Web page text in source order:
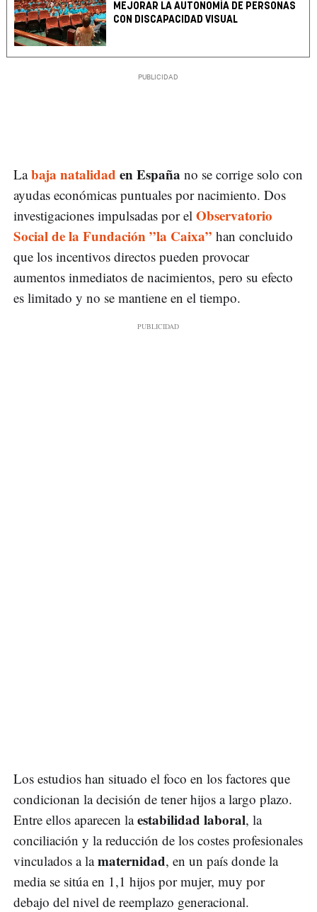
MEJORAR LA AUTONOMÍA DE PERSONAS
CON DISCAPACIDAD VISUAL
Labaja natalidad en España no se corrige solo con
ayudas económicas puntuales por nacimiento. Dos
investigaciones impulsadas por el Observatorio
Social de la Fundación ”la Caixa” han concluido
que los incentivos directos pueden provocar
aumentos inmediatos de nacimientos, pero su efecto
es limitado y no se mantiene en el tiempo.
Los estudios han situado el foco en los factores que
condicionan la decisión de tener hijos a largo plazo.
Entre ellos aparecen laestabilidad laboral, la
conciliación y la reducción de los costes profesionales
vinculados a lamaternidad, en un país donde la
media se sitúa en 1,1 hijos por mujer, muy por
debajo del nivel de reemplazo generacional.